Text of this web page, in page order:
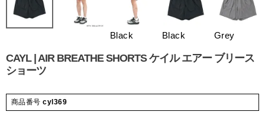
Black Black Grey
CAYL | AIR BREATHE SHORTS ケイル エアー ブリース
ショーツ
商品番号 cyl369